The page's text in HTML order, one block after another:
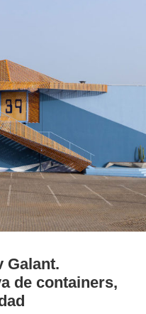
Galant.
de containers,